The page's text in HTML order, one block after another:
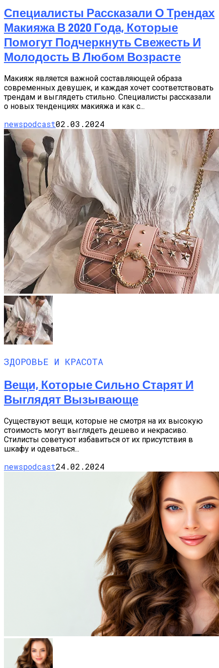
Специалисты Рассказали О Трендах
Макияжа В 2020 Года, Которые
Помогут Подчеркнуть Свежесть И
Молодость В Любом Возрасте
Макияж является важной составляющей образа
современных девушек, и каждая хочет соответствовать
трендам и выглядеть стильно. Специалисты рассказали
о новых тенденциях макияжа и как с...
newspodcast02.03.2024
ЗДОРОВЬЕ И КРАСОТА
Вещи, Которые Сильно Старят И
Выглядят Вызывающе
Существуют вещи, которые не смотря на их высокую
стоимость могут выглядеть дешево и некрасиво.
Стилисты советуют избавиться от их присутствия в
шкафу и одеваться...
newspodcast24.02.2024